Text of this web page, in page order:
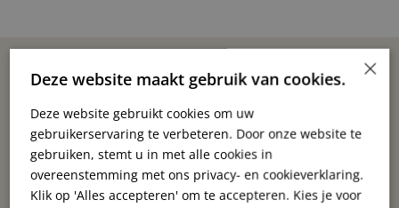
Wanneer en hoe wordt zaagsel
verkregen?
Zaagsel wordt verkregen tijdens de houtbewerking in
houtzagerijen. Tijdens het zagen, schuren of frezen van hout
×
Deze website maakt gebruik van cookies.
Deze website gebruikt cookies om uw
gebruikerservaring te verbeteren. Door onze website te
gebruiken, stemt u in met alle cookies in
overeenstemming met ons privacy- en cookieverklaring.
Klik op 'Alles accepteren' om te accepteren. Kies je voor